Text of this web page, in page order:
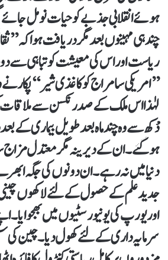
ہوئے انقلابی جذبے کو حیات نو مل
چند ہی مہینوں بعد مگر دریافت ہوا کہ
ریاست اور اس کی معیشت کو تباہی سے
’’امریکی سامراج کو کاغذی شیر‘‘
لہٰذا اس ملک کے صدر نکسن سے ملاقات
دْکھ سے وہ چند ماہ بعد طویل بیماری کے
ہوگئے۔ ان کے دیرینہ مگر معتدل مزاج
دنیا میں نہ رہے۔ ان دونوں کی جگہ
جدید علم کے حصول کے لئے لاکھوں چینی
اور یورپ کی یونیورسٹیوں میں بھجوایا۔
سرمایہ داری کے لئے کھول دیا۔ چین